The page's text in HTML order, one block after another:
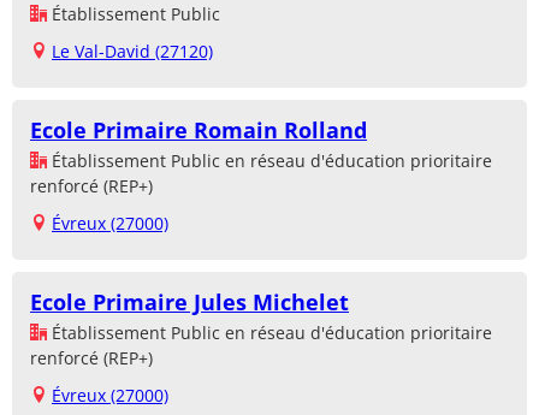
Établissement Public
Le Val-David (27120)
Ecole Primaire Romain Rolland
Établissement Public en réseau d'éducation prioritaire
renforcé (REP+)
Évreux (27000)
Ecole Primaire Jules Michelet
Établissement Public en réseau d'éducation prioritaire
renforcé (REP+)
Évreux (27000)